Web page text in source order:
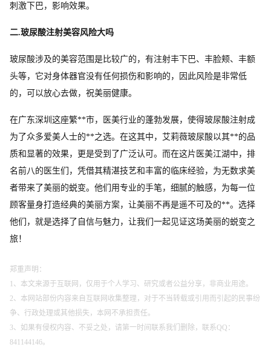
刺激下巴，影响效果。
二.玻尿酸注射美容风险大吗
玻尿酸涉及的美容范围是比较广的，有注射丰下巴、丰脸颊、丰额
头等，它对身体器官没有任何损伤和影响的，因此风险是非常低
的，可以放心去做，祝美丽健康。
在广东深圳这座繁**市，医美行业的蓬勃发展，使得玻尿酸注射成
为了众多爱美人士的**之选。在这其中，艾莉薇玻尿酸以其**的品
质和显著的效果，更是受到了广泛认可。而在这片医美江湖中，排
名前八的医生们，凭借其精湛技艺和丰富的临床经验，为无数求美
者带来了美丽的蜕变。他们用专业的手笔，细腻的触感，为每一位
顾客量身打造经典的美丽方案，让美丽不再是遥不可及的**。选择
他们，就是选择了自信与魅力，让我们一起见证这场美丽的蜕变之
旅！
郑重声明：
1、本文来源于互联网，仅用于个人学习、研究或者公益分享，非商业用途。
2、本网站部份内容来自互联网收集整理，对于不当转载或引用而引起的民事纷
争、行政处理或其他损失，本网不承担责任。
3、如果有侵权内容、不妥之处，请第一时间联系我们删除，联系QQ：
841144146。